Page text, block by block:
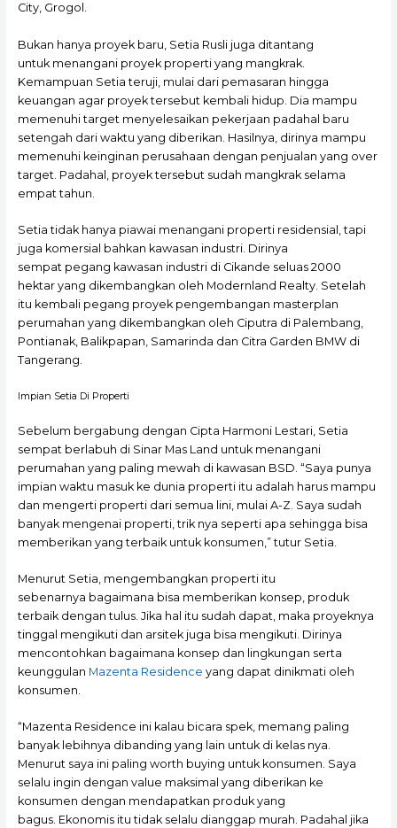
City, Grogol.
Bukan hanya proyek baru, Setia Rusli juga ditantang
untuk menangani proyek properti yang mangkrak.
Kemampuan Setia teruji, mulai dari pemasaran hingga
keuangan agar proyek tersebut kembali hidup. Dia mampu
memenuhi target menyelesaikan pekerjaan padahal baru
setengah dari waktu yang diberikan. Hasilnya, dirinya mampu
memenuhi keinginan perusahaan dengan penjualan yang over
target. Padahal, proyek tersebut sudah mangkrak selama
empat tahun.
Setia tidak hanya piawai menangani properti residensial, tapi
juga komersial bahkan kawasan industri. Dirinya
sempat pegang kawasan industri di Cikande seluas 2000
hektar yang dikembangkan oleh Modernland Realty. Setelah
itu kembali pegang proyek pengembangan masterplan
perumahan yang dikembangkan oleh Ciputra di Palembang,
Pontianak, Balikpapan, Samarinda dan Citra Garden BMW di
Tangerang.
Impian Setia Di Properti
Sebelum bergabung dengan Cipta Harmoni Lestari, Setia
sempat berlabuh di Sinar Mas Land untuk menangani
perumahan yang paling mewah di kawasan BSD. “Saya punya
impian waktu masuk ke dunia properti itu adalah harus mampu
dan mengerti properti dari semua lini, mulai A-Z. Saya sudah
banyak mengenai properti, trik nya seperti apa sehingga bisa
memberikan yang terbaik untuk konsumen,” tutur Setia.
Menurut Setia, mengembangkan properti itu
sebenarnya bagaimana bisa memberikan konsep, produk
terbaik dengan tulus. Jika hal itu sudah dapat, maka proyeknya
tinggal mengikuti dan arsitek juga bisa mengikuti. Dirinya
mencontohkan bagaimana konsep dan lingkungan serta
keunggulan Mazenta Residence yang dapat dinikmati oleh
konsumen.
“Mazenta Residence ini kalau bicara spek, memang paling
banyak lebihnya dibanding yang lain untuk di kelas nya.
Menurut saya ini paling worth buying untuk konsumen. Saya
selalu ingin dengan value maksimal yang diberikan ke
konsumen dengan mendapatkan produk yang
bagus. Ekonomis itu tidak selalu dianggap murah. Padahal jika